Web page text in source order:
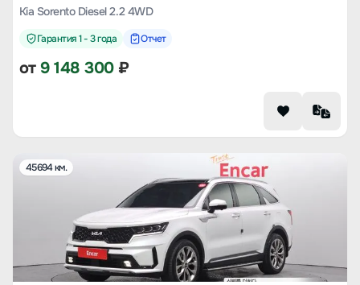
Kia Sorento Diesel 2.2 4WD
Гарантия 1 - 3 года Отчет
от9 148 300₽
45694 км.